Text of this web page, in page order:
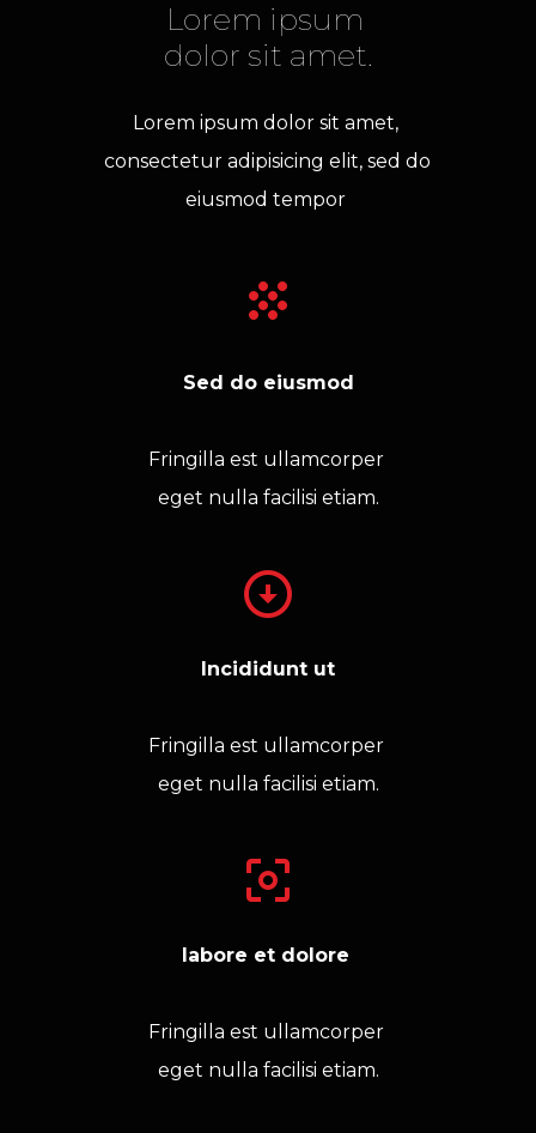
Sed do eiusmod
Fringilla est ullamcorper
eget nulla facilisi etiam.
labore et dolore
Fringilla est ullamcorper
eget nulla facilisi etiam.
Incididunt ut
Fringilla est ullamcorper
eget nulla facilisi etiam.
Lorem ipsum
dolor sit amet.
Lorem ipsum dolor sit amet,
consectetur adipisicing elit, sed do
eiusmod tempor